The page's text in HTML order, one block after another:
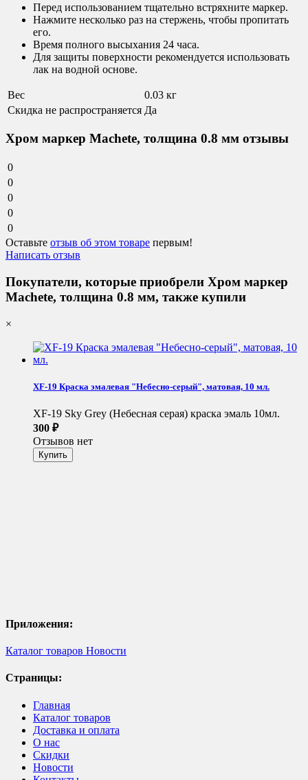
Перед использованием тщательно встряхните маркер.
Нажмите несколько раз на стержень, чтобы пропитать
его.
Время полного высыхания 24 часа.
Для защиты поверхности рекомендуется использовать
лак на водной основе.
Вес
0.03 кг
Скидка не распространяется Да
Хром маркер Machete, толщина 0.8 мм отзывы
0
0
0
0
0
Оставьте отзыв об этом товаре первым!
Написать отзыв
Покупатели, которые приобрели Хром маркер
Machete, толщина 0.8 мм, также купили
×
XF-19 Краска эмалевая "Небесно-серый", матовая, 10 мл.
XF-19 Sky Grey (Небесная серая) краска эмаль 10мл.
300 ₽
Отзывов нет
Приложения:
Каталог товаров Новости
Страницы:
Главная
Каталог товаров
Доставка и оплата
О нас
Скидки
Новости